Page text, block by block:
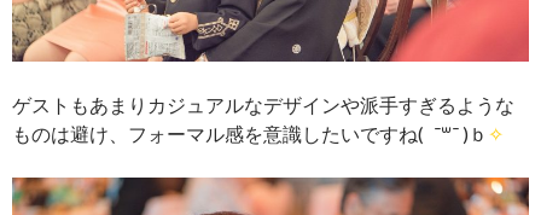
ゲストもあまりカジュアルなデザインや派手すぎるような
ものは避け、フォーマル感を意識したいですね( ¯꒳¯ )ｂ ✧